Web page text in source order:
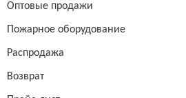
Оптовые продажи
Пожарное оборудование
Распродажа
Возврат